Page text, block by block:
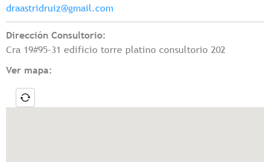
draastridruiz@gmail.com
Dirección Consultorio:
Cra 19#95-31 edificio torre platino consultorio 202
Ver mapa: